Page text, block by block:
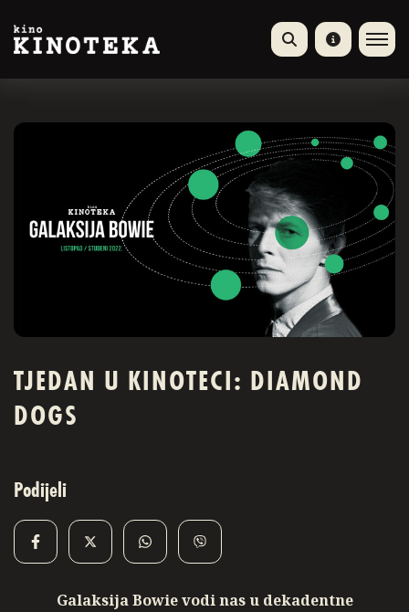
TJEDAN U KINOTECI: DIAMOND
DOGS
Podijeli
Galaksija Bowie vodi nas u dekadentne